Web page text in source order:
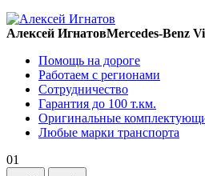
Алексей ИгнатовMercedes-Benz
Помощь на дороге
Работаем с регионами
Сотрудничество
Гарантия до 100 т.км.
Оригинальные
Любые марки транспорта
01